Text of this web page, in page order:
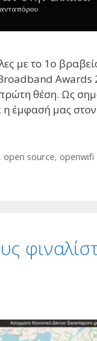
με το 1ο
Awards
θέση. Ως
η έμφασή μας
, open source, openwifi